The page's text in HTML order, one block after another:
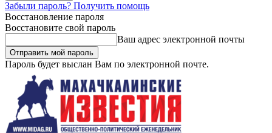
Забыли пароль? Получить помощь
Восстановление пароля
Восстановите свой пароль
Ваш адрес электронной почты
Пароль будет выслан Вам по электронной почте.